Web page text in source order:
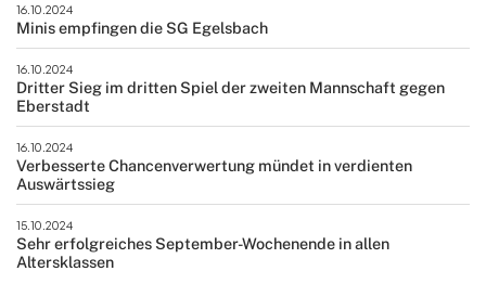
16.10.2024
Minis empfingen die SG Egelsbach
16.10.2024
Dritter Sieg im dritten Spiel der zweiten Mannschaft gegen
Eberstadt
16.10.2024
Verbesserte Chancenverwertung mündet in verdienten
Auswärtssieg
15.10.2024
Sehr erfolgreiches September-Wochenende in allen
Altersklassen